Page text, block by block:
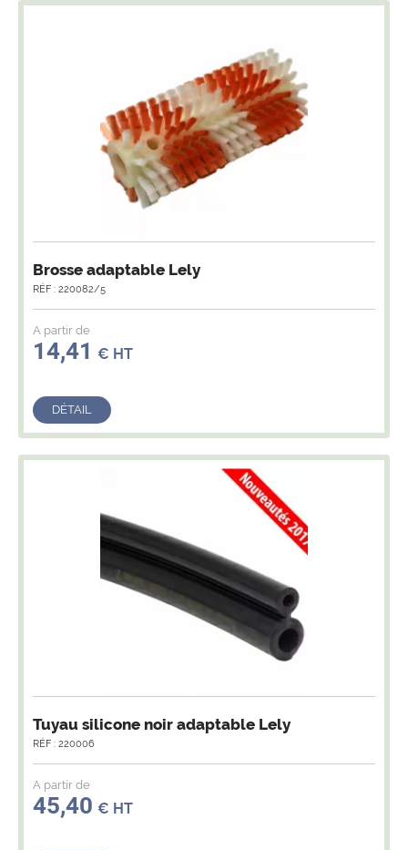
Brosse adaptable Lely
RÉF : 220082/5
A partir de
14,41 € HT
DÉTAIL
Tuyau silicone noir adaptable Lely
RÉF : 220006
A partir de
45,40 € HT